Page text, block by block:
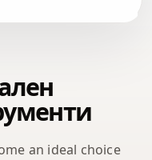
an ideal choice